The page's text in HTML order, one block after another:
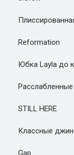
Reformation
Юбка Layla до
STILL HERE
Классные
Gap